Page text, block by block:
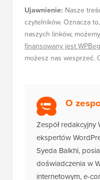
Ujawnienie: Nasze
czytelników. Oznacza
naszych linków,
finansowany jest
możesz nas wesprzeć.
O
Zespół redakcyjny
ekspertów
Syeda Balkhi,
doświadczenia w
internetowym, e-